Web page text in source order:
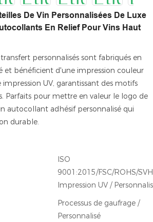
De Vin Personnalisées De Luxe
En Relief Pour Vins Haut
personnalisés sont fabriqués en
et bénéficient d'une impression couleur
UV, garantissant des motifs
Parfaits pour mettre en valeur le logo de
autocollant adhésif personnalisé qui
durable.
ISO
9001:2015/FSC/ROHS/
Impression UV /
Processus de gaufrage /
Personnalisé